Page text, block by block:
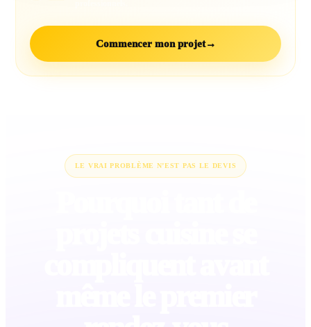
Commencer mon projet→
LE VRAI PROBLÈME N’EST PAS LE DEVIS